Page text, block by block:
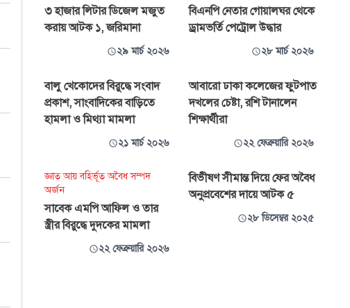
৩ হাজার লিটার ডিজেল মজুত
করায় আটক ১, জরিমানা
২৯ মার্চ ২০২৬
বিএনপি নেতার গোয়ালঘর থেকে
ড্রামভর্তি পেট্রোল উদ্ধার
২৮ মার্চ ২০২৬
বালু খেকোদের বিরুদ্ধে সংবাদ
প্রকাশ, সাংবাদিকের বাড়িতে
হামলা ও মিথ্যা মামলা
২১ মার্চ ২০২৬
আবারো ঢাকা কলেজের ফুটপাত
দখলের চেষ্টা, রশি টানালেন
শিক্ষার্থীরা
২২ ফেব্রুয়ারি ২০২৬
জ্ঞাত আয় বহির্ভূত অবৈধ সম্পদ
অর্জন
সাবেক এমপি আফিল ও তার
স্ত্রীর বিরুদ্ধে দুদকের মামলা
২২ ফেব্রুয়ারি ২০২৬
বিভীষণ সীমান্ত দিয়ে ফের অবৈধ
অনুপ্রবেশের দায়ে আটক ৫
২৮ ডিসেম্বর ২০২৫